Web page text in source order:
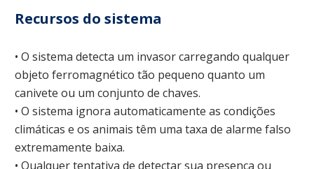
Recursos do sistema
• O sistema detecta um invasor carregando qualquer
objeto ferromagnético tão pequeno quanto um
canivete ou um conjunto de chaves.
• O sistema ignora automaticamente as condições
climáticas e os animais têm uma taxa de alarme falso
extremamente baixa.
• Qualquer tentativa de detectar sua presença ou